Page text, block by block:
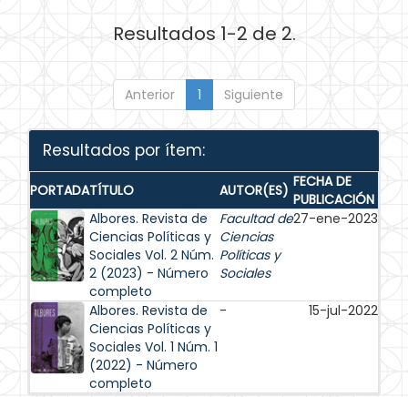
Resultados 1-2 de 2.
Anterior 1 Siguiente
Resultados por ítem:
PORTADATÍTULO AUTOR(ES) FECHA DE
PUBLICACIÓN
Albores. Revista de
Ciencias Políticas y
Sociales Vol. 2 Núm.
2 (2023) - Número
completo
Facultad de
Ciencias
Políticas y
Sociales
27-ene-2023
Albores. Revista de
Ciencias Políticas y
Sociales Vol. 1 Núm. 1
(2022) - Número
completo
- 15-jul-2022